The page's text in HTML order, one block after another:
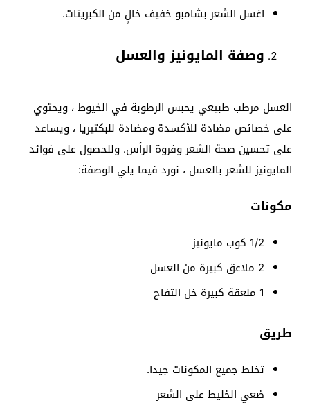
اغسل الشعر بشامبو خفيف خالٍ من الكبريتات.
وصفة المايونيز والعسل
العسل مرطب طبيعي يحبس الرطوبة في الخيوط ، ويحتوي
على خصائص مضادة للأكسدة ومضادة للبكتيريا ، ويساعد
على تحسين صحة الشعر وفروة الرأس. وللحصول على فوائد
المايونيز للشعر بالعسل ، نورد فيما يلي الوصفة:
مكونات
1/2 كوب مايونيز
2 ملاعق كبيرة من العسل
1 ملعقة كبيرة خل التفاح
طريق
تخلط جميع المكونات جيدا.
ضعي الخليط على الشعر